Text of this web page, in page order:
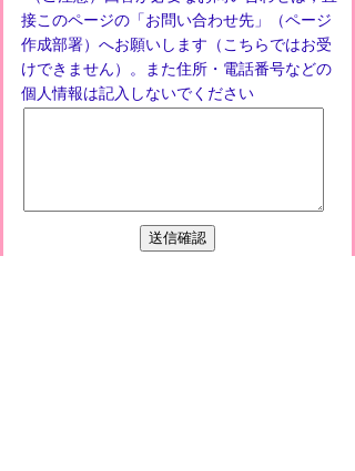
接このページの「お問い合わせ先」（ページ
作成部署）へお願いします（こちらではお受
けできません）。また住所・電話番号などの
個人情報は記入しないでください